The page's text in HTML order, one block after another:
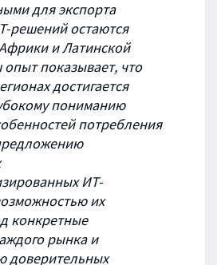
для экспорта
решений остаются
и Латинской
показывает, что
достигается
пониманию
потребления
ИТ-
их
конкретные
рынка и
доверительных